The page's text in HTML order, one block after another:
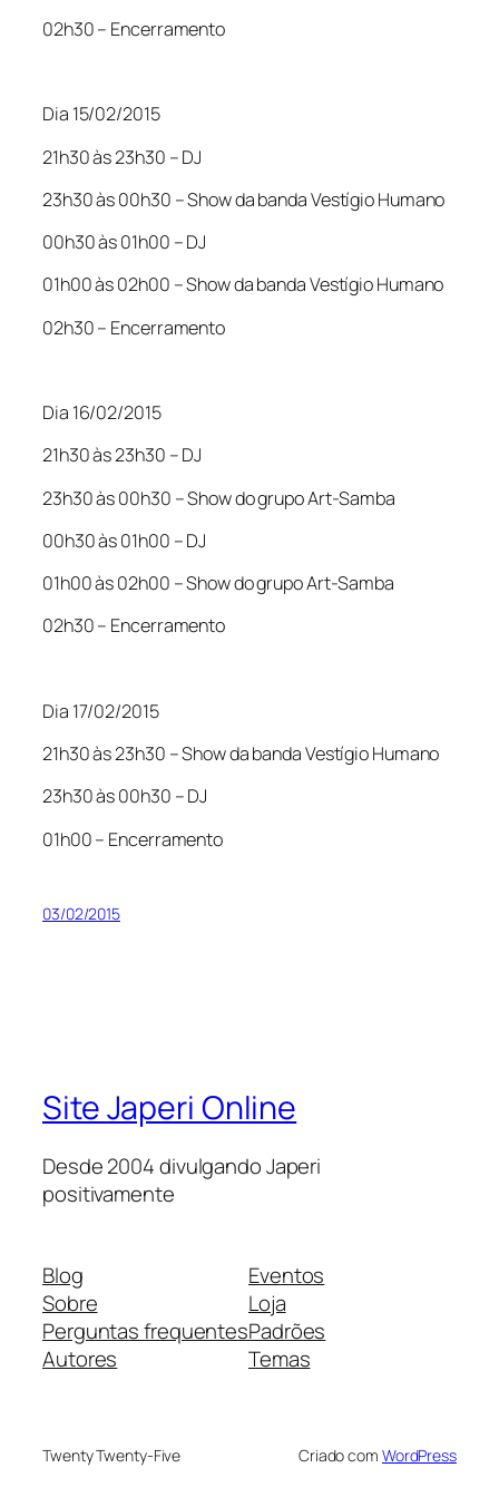
02h30 – Encerramento
Dia 15/02/2015
21h30 às 23h30 – DJ
23h30 às 00h30 – Show da banda Vestígio Humano
00h30 às 01h00 – DJ
01h00 às 02h00 – Show da banda Vestígio Humano
02h30 – Encerramento
Dia 16/02/2015
21h30 às 23h30 – DJ
23h30 às 00h30 – Show do grupo Art-Samba
00h30 às 01h00 – DJ
01h00 às 02h00 – Show do grupo Art-Samba
02h30 – Encerramento
Dia 17/02/2015
21h30 às 23h30 – Show da banda Vestígio Humano
23h30 às 00h30 – DJ
01h00 – Encerramento
03/02/2015
Site Japeri Online
Desde 2004 divulgando Japeri
positivamente
Blog
Sobre
Perguntas frequentes
Autores
Eventos
Loja
Padrões
Temas
Twenty Twenty-Five Criado com WordPress